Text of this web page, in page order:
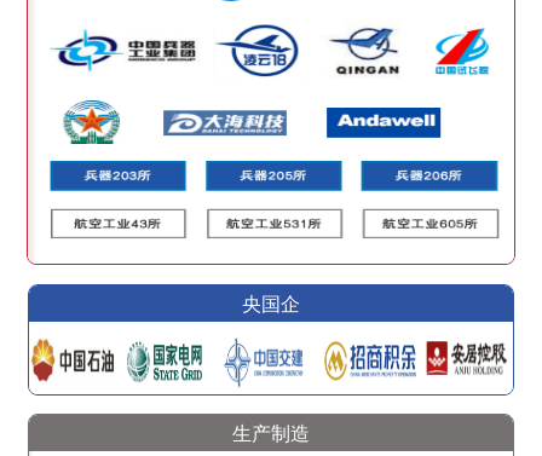
央国企
生产制造